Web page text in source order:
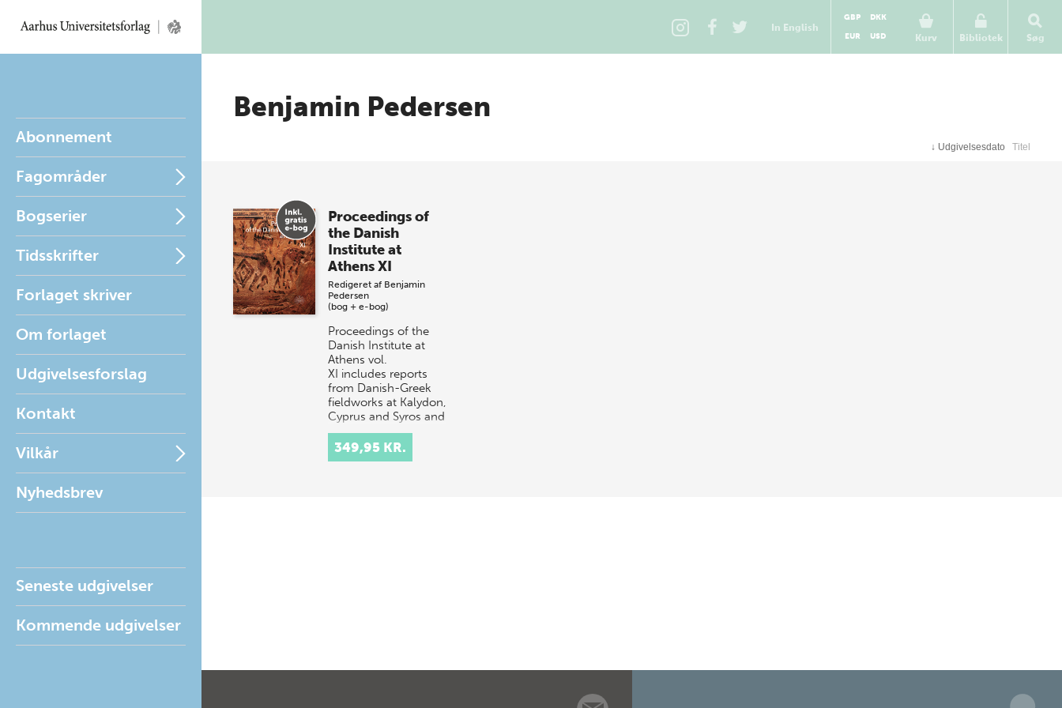
In English
Kurv
GBP
DKK
EUR
USD Bibliotek Søg
Abonnement
Fagområder
Bogserier
Tidsskrifter
Forlaget skriver
Om forlaget
Udgivelsesforslag
Kontakt
Vilkår
Nyhedsbrev
Seneste udgivelser
Kommende udgivelser
Benjamin Pedersen
↓ Udgivelsesdato Titel
Proceedings of
the Danish
Institute at
Athens XI
Redigeret af Benjamin
Pedersen
(bog + e-bog)
Proceedings of the
Danish Institute at
Athens vol.
XI includes reports
from Danish-Greek
fieldworks at Kalydon,
Cyprus and Syros and
six contribu…
349,95 KR.